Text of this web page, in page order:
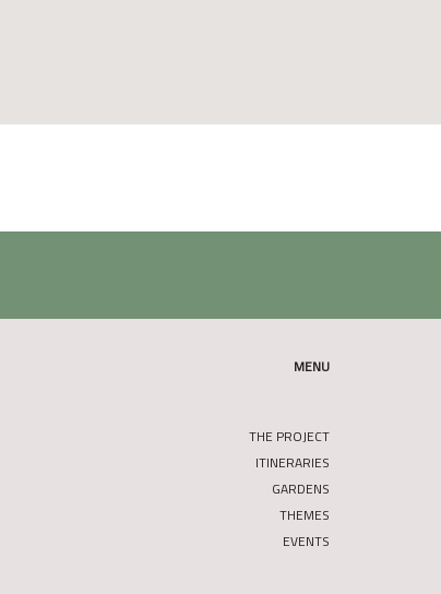
MENU
THE PROJECT
ITINERARIES
GARDENS
THEMES
EVENTS